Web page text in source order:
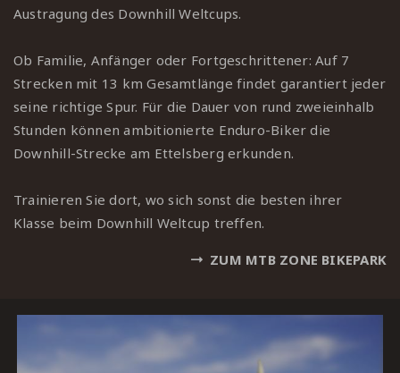
Austragung des Downhill Weltcups.
Ob Familie, Anfänger oder Fortgeschrittener: Auf 7
Strecken mit 13 km Gesamtlänge findet garantiert jeder
seine richtige Sp️ur. Für die Dauer von rund zweieinhalb
Stunden können ambitionierte Enduro-Biker die
Downhill-Strecke am Ettelsberg erkunden.
Trainieren Sie dort, wo sich sonst die besten ihrer
Klasse beim Downhill Weltcup treffen.
ZUM MTB ZONE BIKEPARK